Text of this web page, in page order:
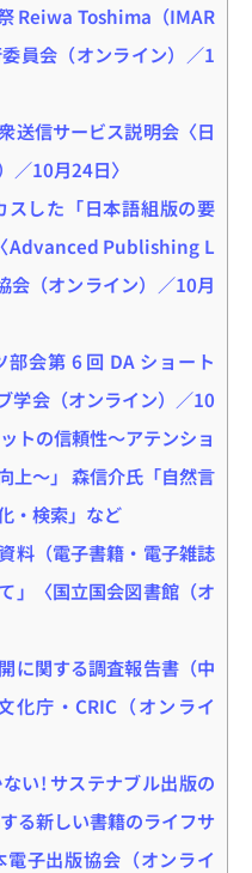
Reiwa Toshima（IMAR
員会（オンライン）／1
送信サービス説明会〈日
／10月24日〉
した「日本語組版の要
Advanced Publishing L
（オンライン）／10月
会第 6 回 DA ショート
学会（オンライン）／10
トの信頼性〜アテンショ
上〜」 森信介氏「自然言
・検索」など
料（電子書籍・電子雑誌
」〈国立国会図書館（オ
に関する調査報告書（中
化庁・CRIC（オンライ
い! サステナブル出版の
る新しい書籍のライフサ
子出版協会（オンライ